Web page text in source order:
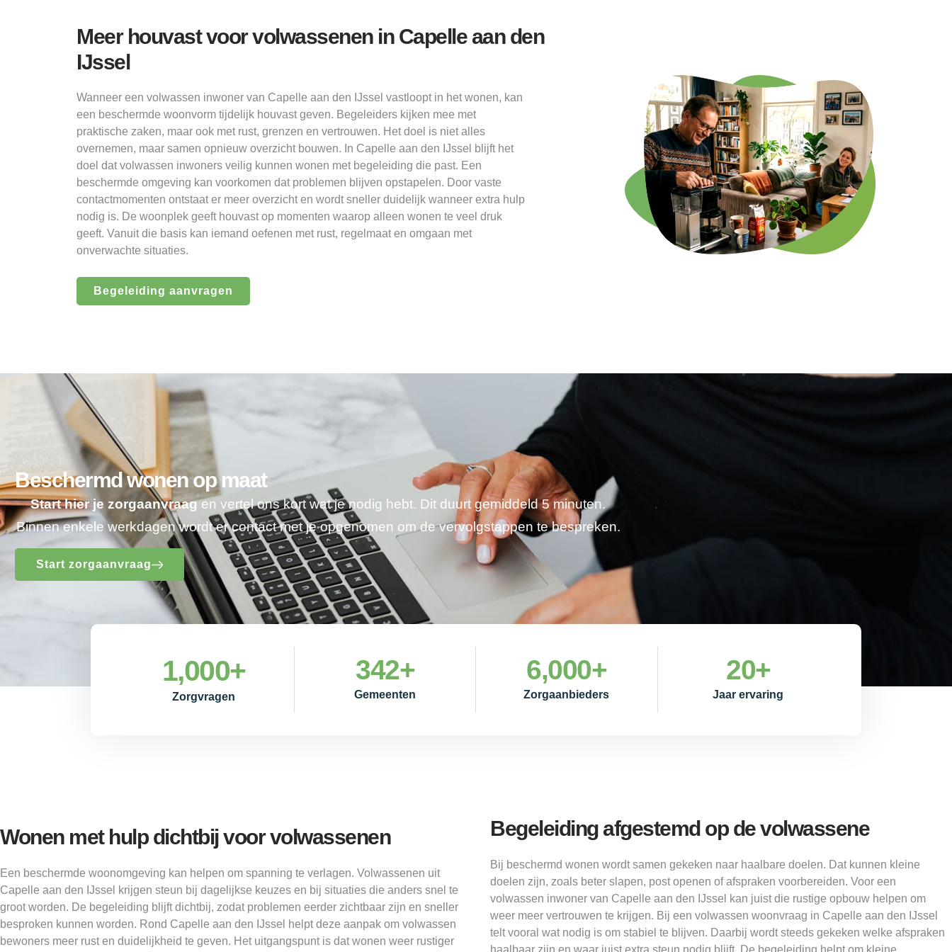
Meer houvast voor volwassenen in Capelle aan den
IJssel
Wanneer een volwassen inwoner van Capelle aan den IJssel vastloopt in het wonen, kan
een beschermde woonvorm tijdelijk houvast geven. Begeleiders kijken mee met
praktische zaken, maar ook met rust, grenzen en vertrouwen. Het doel is niet alles
overnemen, maar samen opnieuw overzicht bouwen. In Capelle aan den IJssel blijft het
doel dat volwassen inwoners veilig kunnen wonen met begeleiding die past. Een
beschermde omgeving kan voorkomen dat problemen blijven opstapelen. Door vaste
contactmomenten ontstaat er meer overzicht en wordt sneller duidelijk wanneer extra hulp
nodig is. De woonplek geeft houvast op momenten waarop alleen wonen te veel druk
geeft. Vanuit die basis kan iemand oefenen met rust, regelmaat en omgaan met
onverwachte situaties.
Begeleiding aanvragen
Beschermd wonen op maat
Start hier je zorgaanvraagen vertel ons kort wat je nodig hebt. Dit duurt gemiddeld 5 minuten.
Binnen enkele werkdagen wordt er contact met je opgenomen om de vervolgstappen te bespreken.
Start zorgaanvraag
Zorgvragen
1,000+
Gemeenten
342+
Zorgaanbieders
6,000+
Jaar ervaring
20+
Wonen met hulp dichtbij voor volwassenen
Een beschermde woonomgeving kan helpen om spanning te verlagen. Volwassenen uit
Capelle aan den IJssel krijgen steun bij dagelijkse keuzes en bij situaties die anders snel te
groot worden. De begeleiding blijft dichtbij, zodat problemen eerder zichtbaar zijn en sneller
besproken kunnen worden. Rond Capelle aan den IJssel helpt deze aanpak om volwassen
bewoners meer rust en duidelijkheid te geven. Het uitgangspunt is dat wonen weer rustiger
Begeleiding afgestemd op de volwassene
Bij beschermd wonen wordt samen gekeken naar haalbare doelen. Dat kunnen kleine
doelen zijn, zoals beter slapen, post openen of afspraken voorbereiden. Voor een
volwassen inwoner van Capelle aan den IJssel kan juist die rustige opbouw helpen om
weer meer vertrouwen te krijgen. Bij een volwassen woonvraag in Capelle aan den IJssel
telt vooral wat nodig is om stabiel te blijven. Daarbij wordt steeds gekeken welke afspraken